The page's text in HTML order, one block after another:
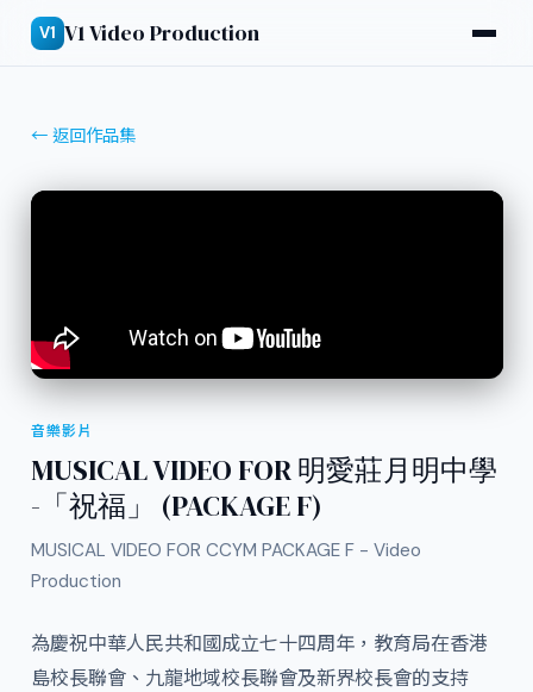
V1 V1 Video Production
← 返回作品集
音樂影片
MUSICAL VIDEO FOR 明愛莊月明中學
-「祝福」 (PACKAGE F)
MUSICAL VIDEO FOR CCYM PACKAGE F - Video
Production
為慶祝中華人民共和國成立七十四周年，教育局在香港
島校長聯會、九龍地域校長聯會及新界校長會的支持